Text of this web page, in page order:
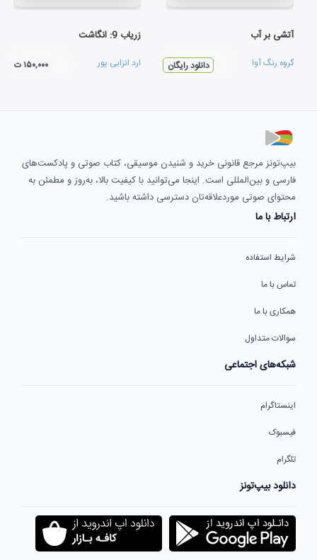
آتشی بر آب
گروه رنگ آوا دانلود رایگان
زریاب 9: انگاشت
ارد انزابی پور ۱۵۰,۰۰۰ ت
بیپ‌تونز مرجع قانونی خرید و شنیدن موسیقی، کتاب صوتی و پادکست‌های
فارسی و بین‌المللی است. اینجا می‌توانید با کیفیت بالا، به‌روز و مطمئن به
محتوای صوتی موردعلاقه‌تان دسترسی داشته باشید.
ارتباط با ما
شرایط استفاده
تماس با ما
همکاری با ما
سوالات متداول
شبکه‌های اجتماعی
اینستاگرام
فیسبوک
تلگرام
دانلود بیپ‌تونز